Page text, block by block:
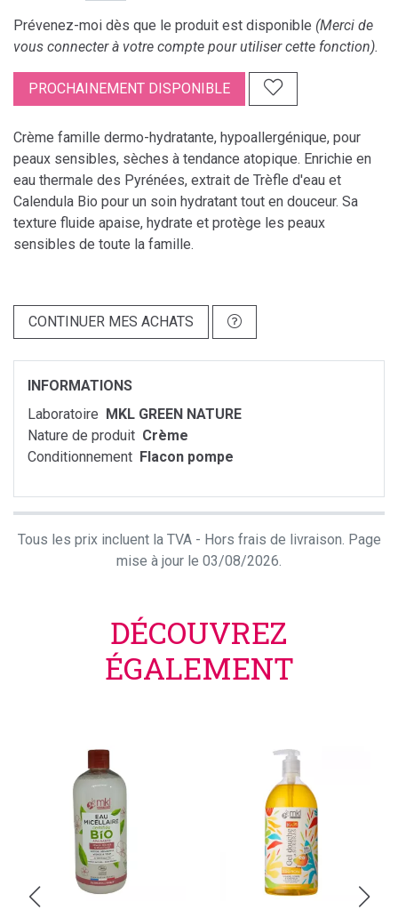
Prévenez-moi dès que le produit est disponible (Merci de
vous connecter à votre compte pour utiliser cette fonction).
PROCHAINEMENT DISPONIBLE
Crème famille dermo-hydratante, hypoallergénique, pour
peaux sensibles, sèches à tendance atopique. Enrichie en
eau thermale des Pyrénées, extrait de Trèfle d'eau et
Calendula Bio pour un soin hydratant tout en douceur. Sa
texture fluide apaise, hydrate et protège les peaux
sensibles de toute la famille.
CONTINUER MES ACHATS
INFORMATIONS
Laboratoire MKL GREEN NATURE
Nature de produit Crème
Conditionnement Flacon pompe
Tous les prix incluent la TVA - Hors frais de livraison. Page
mise à jour le 03/08/2026.
DÉCOUVREZ
ÉGALEMENT